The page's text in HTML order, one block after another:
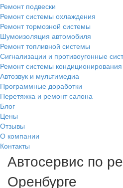
Ремонт подвески
Ремонт системы охлаждения
Ремонт тормозной системы
Шумоизоляция автомобиля
Ремонт топливной системы
Сигнализации и противоугонные
Ремонт системы кондиционирования
Автозвук и мультимедиа
Программные доработки
Перетяжка и ремонт салона
Блог
Цены
Отзывы
О компании
Контакты
Автосервис по
Оренбурге